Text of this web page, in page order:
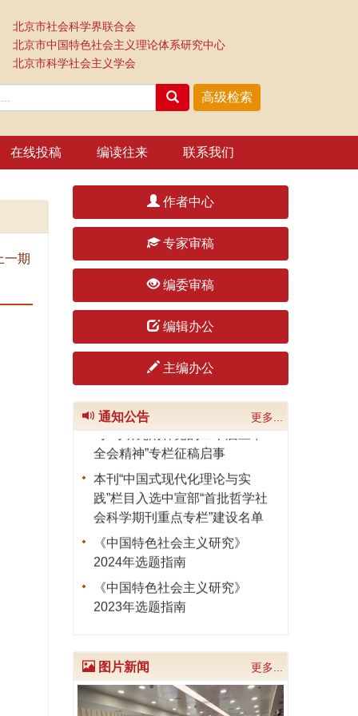
北京市科学社会主义学会
《中国特色社会主义研究》
《中国特色社会主义研究》